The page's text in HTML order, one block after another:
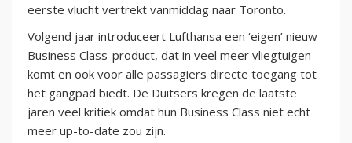
eerste vlucht vertrekt vanmiddag naar Toronto.
Volgend jaar introduceert Lufthansa een ‘eigen’ nieuw
Business Class-product, dat in veel meer vliegtuigen
komt en ook voor alle passagiers directe toegang tot
het gangpad biedt. De Duitsers kregen de laatste
jaren veel kritiek omdat hun Business Class niet echt
meer up-to-date zou zijn.